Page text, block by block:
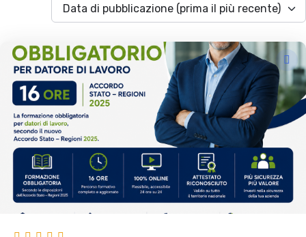
Data di pubblicazione (prima il più recente)